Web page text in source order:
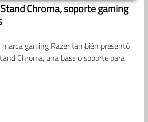
Chroma, soporte gaming
marca gaming Razer también presentó
Chroma, una base o soporte para